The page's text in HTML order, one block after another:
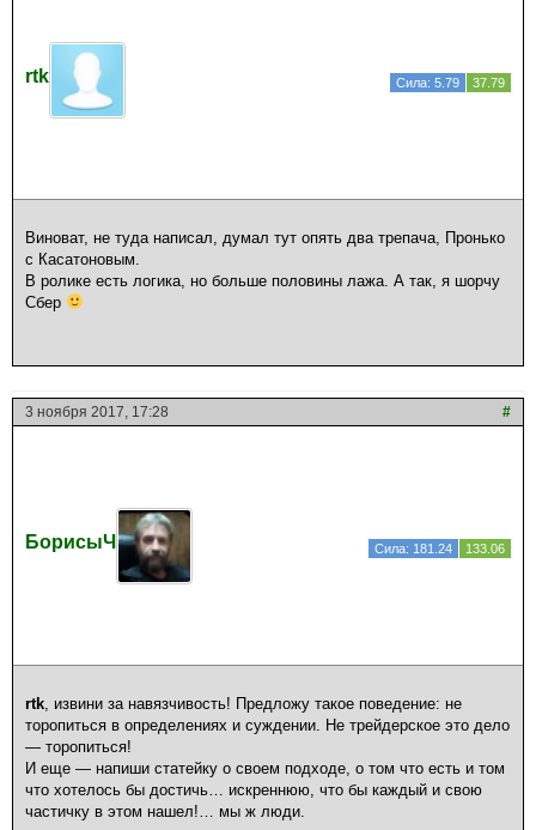
rtk Сила: 5.79 37.79
Виноват, не туда написал, думал тут опять два трепача, Пронько
с Касатоновым.
В ролике есть логика, но больше половины лажа. А так, я шорчу
Сбер
3 ноября 2017, 17:28 #
БорисыЧ Сила: 181.24 133.06
rtk, извини за навязчивость! Предложу такое поведение: не
торопиться в определениях и суждении. Не трейдерское это дело
— торопиться!
И еще — напиши статейку о своем подходе, о том что есть и том
что хотелось бы достичь… искреннюю, что бы каждый и свою
частичку в этом нашел!… мы ж люди.